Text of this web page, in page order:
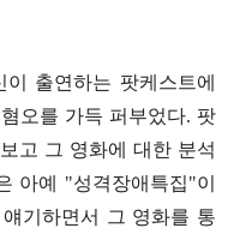
출연하는 팟케스트에
오를 가득 퍼부었다. 팟
고 그 영화에 대한 분석
아예 "성격장애특집"이
기하면서 그 영화를 통